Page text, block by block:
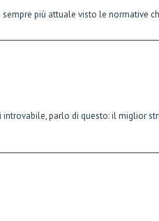
più attuale visto le normative
parlo di questo: il miglior